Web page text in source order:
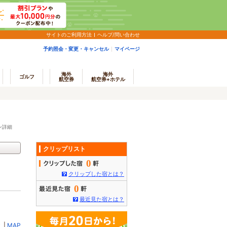
サイトのご利用方法 ヘルプ/問い合わせ
予約照会・変更・キャンセル マイページ
ゴルフ
海外
航空券
海外
航空券+ホテル
詳細
MAP
クリップリスト
0
クリップした宿とは？
0
最近見た宿とは？